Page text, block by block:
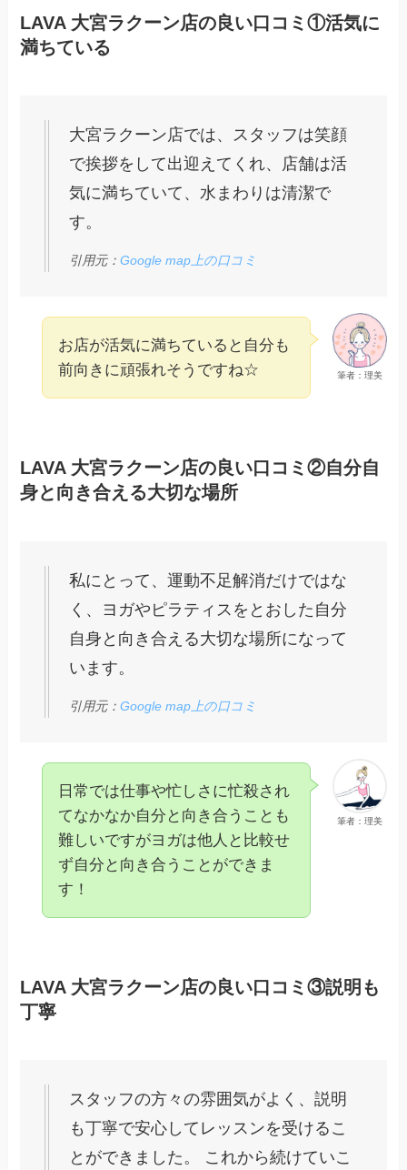
LAVA 大宮ラクーン店の良い口コミ①活気に
満ちている
大宮ラクーン店では、スタッフは笑顔
で挨拶をして出迎えてくれ、店舗は活
気に満ちていて、水まわりは清潔で
す。
引用元：Google map上の口コミ
筆者：理美
お店が活気に満ちていると自分も
前向きに頑張れそうですね☆
LAVA 大宮ラクーン店の良い口コミ②自分自
身と向き合える大切な場所
私にとって、運動不足解消だけではな
く、ヨガやピラティスをとおした自分
自身と向き合える大切な場所になって
います。
引用元：Google map上の口コミ
筆者：理美
日常では仕事や忙しさに忙殺され
てなかなか自分と向き合うことも
難しいですがヨガは他人と比較せ
ず自分と向き合うことができま
す！
LAVA 大宮ラクーン店の良い口コミ③説明も
丁寧
スタッフの方々の雰囲気がよく、説明
も丁寧で安心してレッスンを受けるこ
とができました。 これから続けていこ